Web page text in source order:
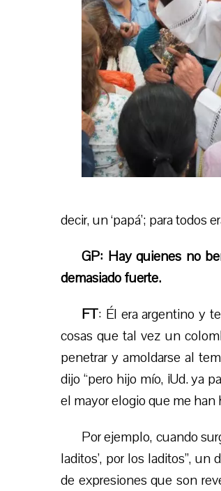
decir, un ‘papá’; para todos
GP: Hay quienes no
demasiado fuerte.
FT: Él era argentino y
cosas que tal vez un
penetrar y amoldarse al
dijo “pero hijo mío, ¡Ud. ya
el mayor elogio que me han
Por ejemplo, cuando
laditos’, por los laditos”, un
de expresiones que son